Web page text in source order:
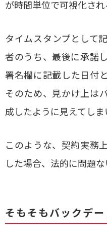
が時間単位で可視化され
タイムスタンプとして
者のうち、最後に承諾
署名欄に記載した日付
そのため、見かけ上は
成したように見えてしま
このような、契約実務
した場合、法的に問題な
そもそもバックデー